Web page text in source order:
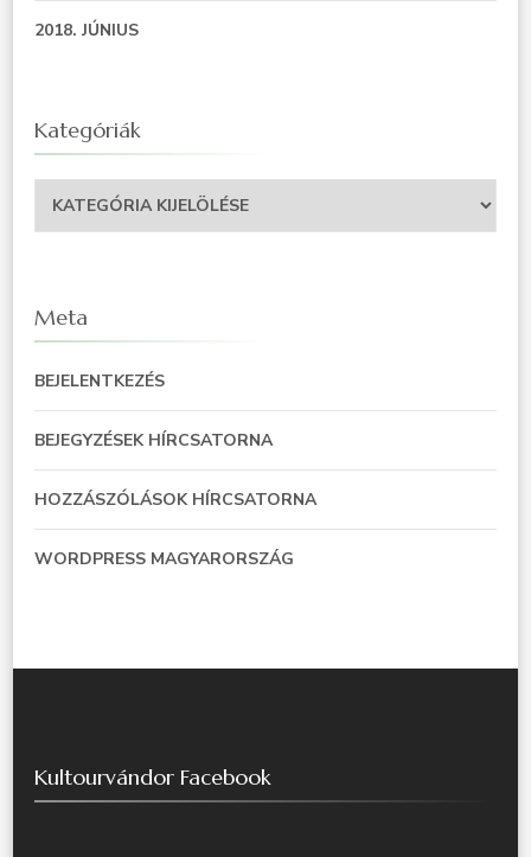
2018. JÚNIUS
Kategóriák
Meta
BEJELENTKEZÉS
BEJEGYZÉSEK HÍRCSATORNA
HOZZÁSZÓLÁSOK HÍRCSATORNA
WORDPRESS MAGYARORSZÁG
Kultourvándor Facebook